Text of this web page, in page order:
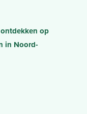
op
in Noord-